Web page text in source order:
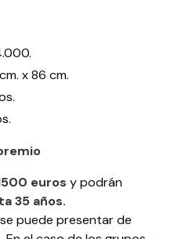
x 86 cm.
euros y podrán
35 años.
puede presentar de